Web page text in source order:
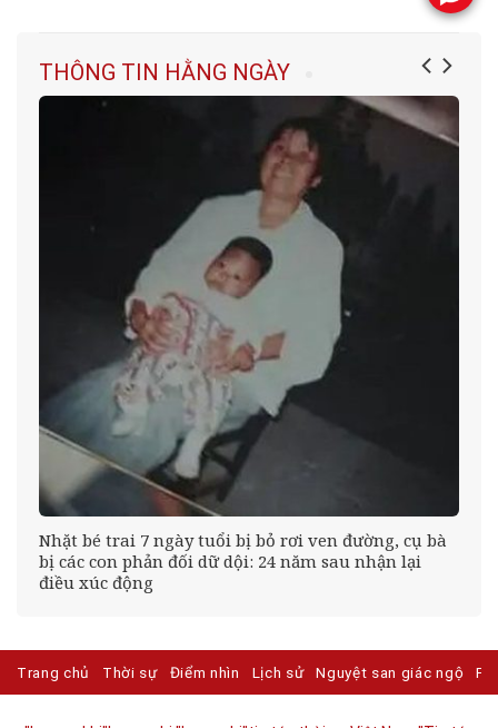
THÔNG TIN HẰNG NGÀY
Nhặt bé trai 7 ngày tuổi bị bỏ rơi ven đường, cụ bà
bị các con phản đối dữ dội: 24 năm sau nhận lại
điều xúc động
Trang chủ Thời sự Điểm nhìn Lịch sử Nguyệt san giác ngộ